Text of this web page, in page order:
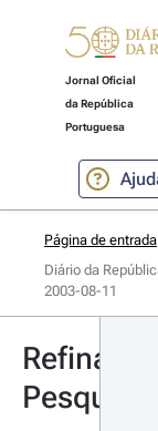
Jornal Oficial
da República
Portuguesa
Página de entrada
Diário da
2003-08-11
Refinar
Pesquisa